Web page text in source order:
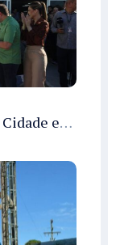
Governador Roberto Cidade entrega readequação do ambulatório da FCecon e amplia capacidade de atendimento oncológico em Manaus